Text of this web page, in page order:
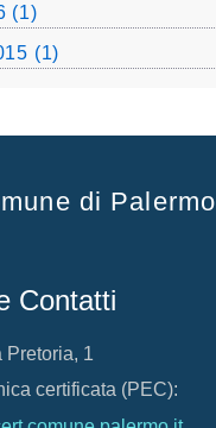
(1)
(1)
di Palermo
Contatti
Pretoria, 1
certificata (PEC):